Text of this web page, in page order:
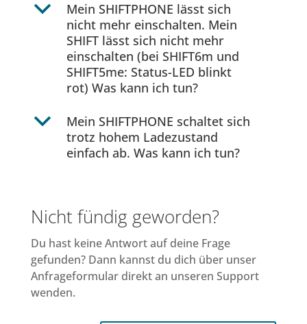
b
Mein SHIFTPHONE lässt sich
nicht mehr einschalten. Mein
SHIFT lässt sich nicht mehr
einschalten (bei SHIFT6m und
SHIFT5me: Status-LED blinkt
rot) Was kann ich tun?
b
Mein SHIFTPHONE schaltet sich
trotz hohem Ladezustand
einfach ab. Was kann ich tun?
Nicht fündig geworden?
Du hast keine Antwort auf deine Frage
gefunden? Dann kannst du dich über unser
Anfrageformular direkt an unseren Support
wenden.